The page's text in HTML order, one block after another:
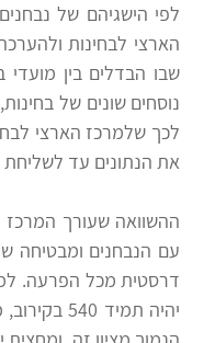
לפי הישגיהם של
הארצי לבחינות
שבו הבדלים בין מועדי
נוסחים שונים של
לכך שלמרכז הארצי
את הנתונים עד לשליחת
ההשוואה שעורך המרכז
עם הנבחנים ומבטיחה
דרסטית מכל הפרעה.
יהיה תמיד